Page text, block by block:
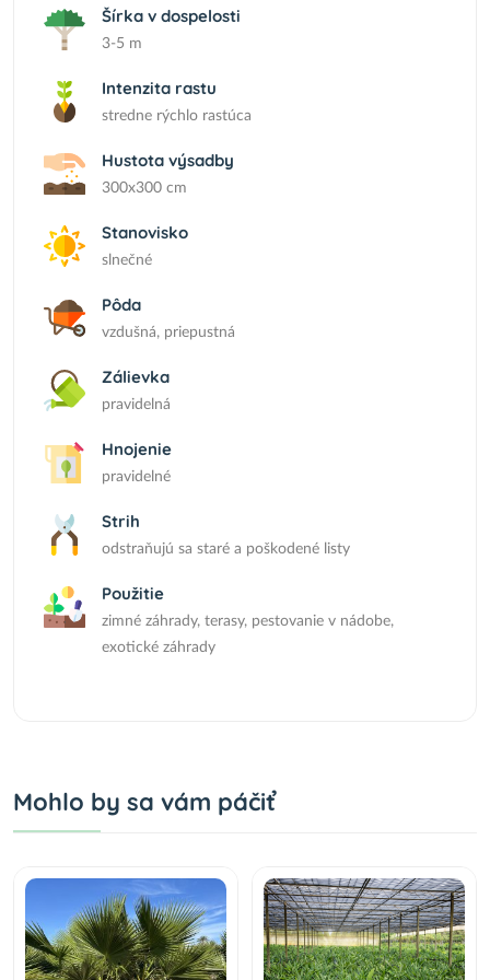
Šírka v dospelosti
3-5 m
Intenzita rastu
stredne rýchlo rastúca
Hustota výsadby
300x300 cm
Stanovisko
slnečné
Pôda
vzdušná, priepustná
Zálievka
pravidelná
Hnojenie
pravidelné
Strih
odstraňujú sa staré a poškodené listy
Použitie
zimné záhrady, terasy, pestovanie v nádobe,
exotické záhrady
Mohlo by sa vám páčiť